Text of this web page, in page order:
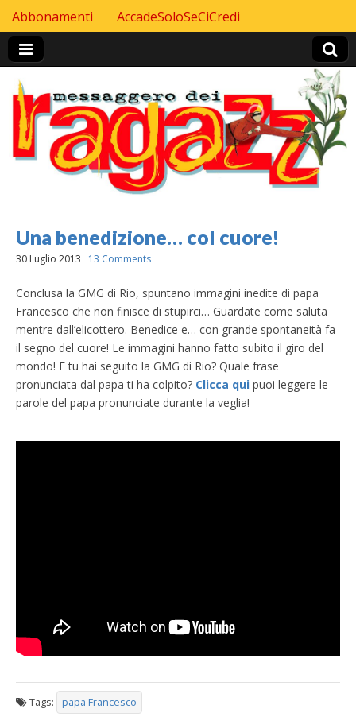
Header Top menu
Skip to content
Abbonamenti AccadeSoloSeCiCredi
Una benedizione… col cuore!
30 Luglio 2013 13 Comments
Conclusa la GMG di Rio, spuntano immagini inedite di papa
Francesco che non finisce di stupirci… Guardate come saluta
mentre dall’elicottero. Benedice e… con grande spontaneità fa
il segno del cuore! Le immagini hanno fatto subito il giro del
mondo! E tu hai seguito la GMG di Rio? Quale frase
pronunciata dal papa ti ha colpito? Clicca qui puoi leggere le
parole del papa pronunciate durante la veglia!
Tags: papa Francesco